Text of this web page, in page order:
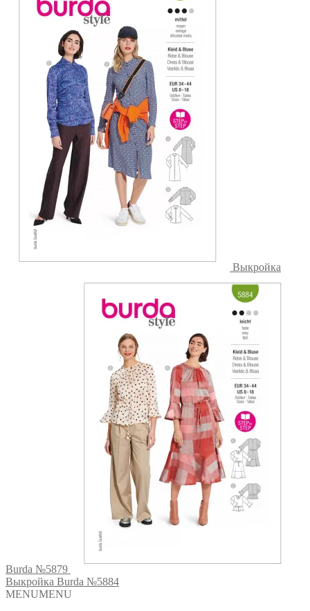
Выкройка
Burda №5879
Выкройка Burda №5884
MENUMENU